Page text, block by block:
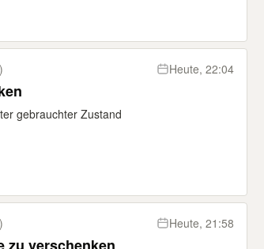
Heute, 22:04
gebrauchter Zustand
Heute, 21:58